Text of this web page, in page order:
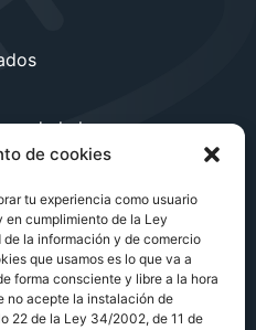
de cookies
tu experiencia como usuario
en cumplimiento de la Ley
la información y de comercio
que usamos es lo que va a
forma consciente y libre a la hora
no acepte la instalación de
22 de la Ley 34/2002, de 11 de
de la luz
ahorro